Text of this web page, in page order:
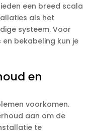
een breed scala
als het
systeem. Voor
bekabeling kun je
en
voorkomen.
aan om de
te